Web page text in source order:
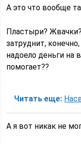
А это что вообще
Пластыри?
затруднит,
надоело деньги на
помогает??
Читать еще:
А я вот никак не